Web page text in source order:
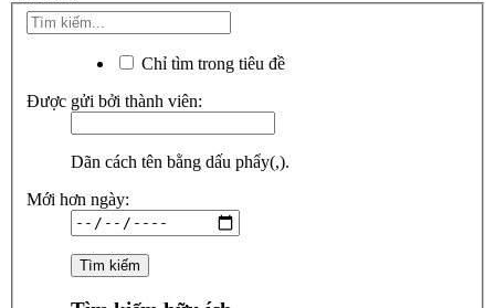
Chỉ tìm trong tiêu đề
Được gửi bởi thành viên:
Dãn cách tên bằng dấu phẩy(,).
Mới hơn ngày: